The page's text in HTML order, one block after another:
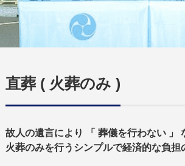
直葬 ( 火葬のみ )
故人の遺言により 「 葬儀を行わない 」
火葬のみを行うシンプルで経済的な負担